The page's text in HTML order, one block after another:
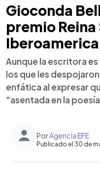
Gioconda
premio Reina
Aunque la escritora es
los que les
enfática al expresar
"asentada en la
PorAgencia EFE
Publicado el 30 de